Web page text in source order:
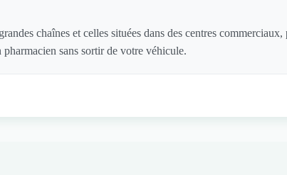
chaînes et celles situées dans des centres
sans sortir de votre véhicule.